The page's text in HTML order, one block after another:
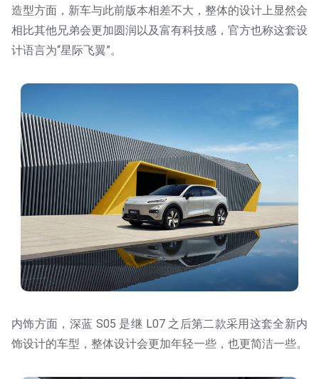
造型方面，新车与此前版本相差不大，整体的设计上显然会
相比其他兄弟会更加圆润以及富有科技感，官方也称这套设
计语言为“星际飞翼”。
内饰方面，深蓝 S05 是继 L07 之后第二款采用这套全新内
饰设计的车型，整体设计会更加年轻一些，也更简洁一些。